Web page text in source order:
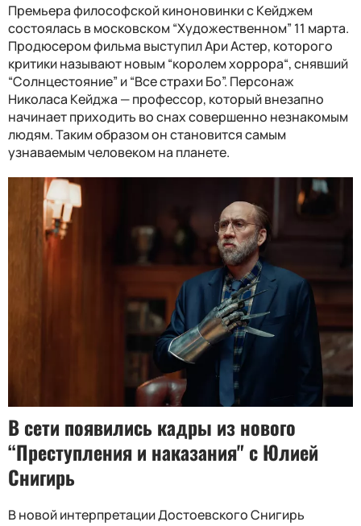
Премьера философской киноновинки с Кейджем
состоялась в московском “Художественном” 11 марта.
Продюсером фильма выступил Ари Астер, которого
критики называют новым “королем хоррора“, снявший
“Солнцестояние” и “Все страхи Бо”. Персонаж
Николаса Кейджа — профессор, который внезапно
начинает приходить во снах совершенно незнакомым
людям. Таким образом он становится самым
узнаваемым человеком на планете.
В сети появились кадры из нового
“Преступления и наказания" с Юлией
Снигирь
В новой интерпретации Достоевского Снигирь